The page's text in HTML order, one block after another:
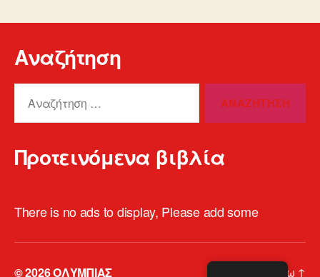
Αναζήτηση
για:
Προτεινόμενα βιβλία
There is no ads to display, Please add some
© 2026ΟΛΥΜΠΙΑΣ Επάνω ↑